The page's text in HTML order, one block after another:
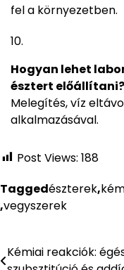
fel a környezetben.
Hogyan lehet
észtert előállítani?
Melegítés, víz
alkalmazásával.
Post Views: 188
Taggedészterek,
,vegyszerek
Bejegyzés
Kémiai reakciók: